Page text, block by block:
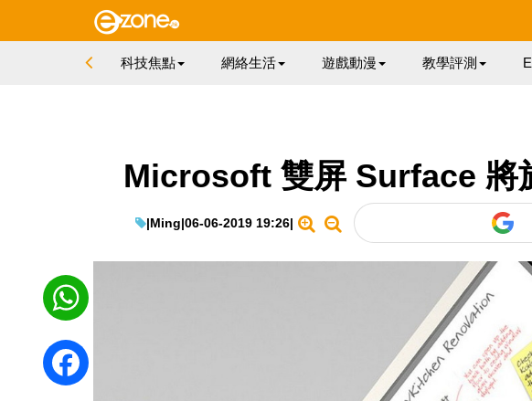
科技焦點 網絡生活 遊戲動漫 教學評測
Microsoft 雙屏 Surface 將
|Ming|06-06-2019 19:26|
WhatsApp